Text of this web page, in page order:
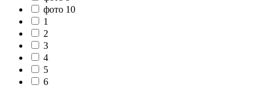
фото 10
1
2
3
4
5
6